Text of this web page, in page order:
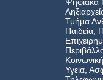
Τμήμα
Παιδεία,
Υγεία,